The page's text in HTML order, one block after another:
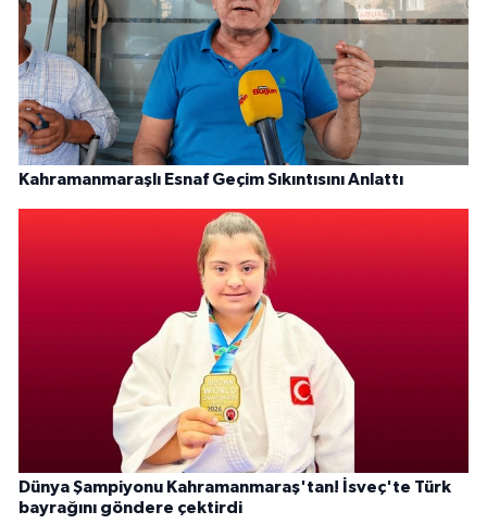
Kahramanmaraşlı Esnaf Geçim Sıkıntısını Anlattı
Dünya Şampiyonu Kahramanmaraş'tan! İsveç'te Türk
bayrağını göndere çektirdi